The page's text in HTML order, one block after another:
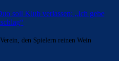
soll Klub verlassen: „Ich gebe
den Spielern reinen Wein